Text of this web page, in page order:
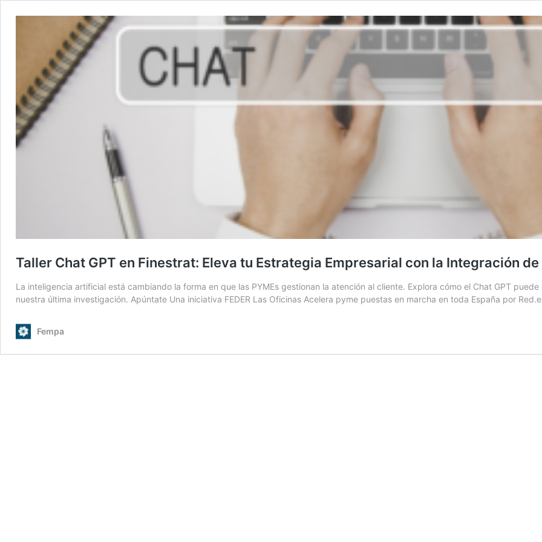
Taller Chat GPT en Finestrat: Eleva tu Estrategia Empresarial con la Integración de
La inteligencia artificial está cambiando la forma en que las PYMEs gestionan la atención al cliente. Explora cómo el Chat GPT
nuestra última investigación. Apúntate Una iniciativa FEDER Las Oficinas Acelera pyme puestas en marcha en toda España por
Fempa